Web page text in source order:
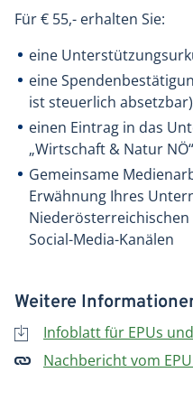
Für € 55,- erhalten Sie:
eine
eine
ist steuerlich absetzbar)
einen Eintrag in das
„Wirtschaft & Natur NÖ“
Gemeinsame
Erwähnung Ihres
Social-Media-Kanälen
Weitere
Infoblatt für EPUs
Nachbericht vom